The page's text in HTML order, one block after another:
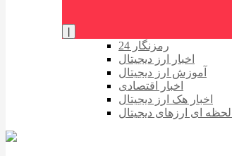
رمزنگار 24
اخبار ارز دیجیتال
آموزش ارز دیجیتال
اخبار اقتصادی
اخبار هک ارز دیجیتال
ای ارزهای دیجیتال